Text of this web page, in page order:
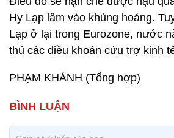
Hy Lạp lâm vào khủng hoảng.
Lạp ở lại trong Eurozone, nước
thủ các điều khoản cứu trợ kinh
PHẠM KHÁNH (Tổng hợp)